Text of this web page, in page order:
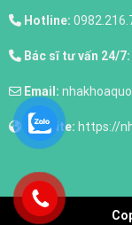
Nhổ răng
Hotline:
Bác sĩ tư vấn 24/7:
Email:
Website: https://